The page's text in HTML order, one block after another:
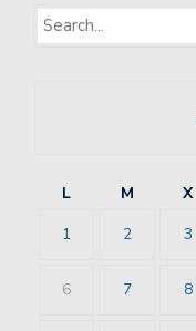
L M X
1
2 3
6 7 8